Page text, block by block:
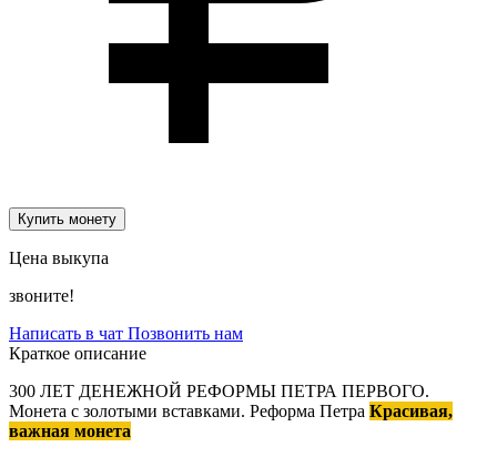
Купить монету
Цена выкупа
звоните!
Написать в чат Позвонить нам
Краткое описание
300 ЛЕТ ДЕНЕЖНОЙ РЕФОРМЫ ПЕТРА ПЕРВОГО.
Монета с золотыми вставками. Реформа Петра Красивая,
важная монета